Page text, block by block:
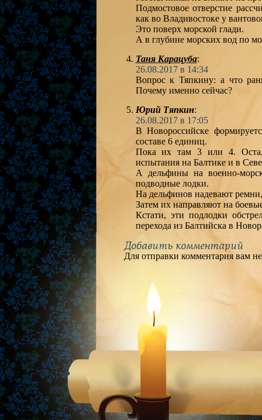
Подмостовое отверстие
как во Владивостоке у
Это поверх морской глади.
А в глубине морских вод по
Таня Карацуба:
26.08.2017 в 14:34
Вопрос к Тяпкину: а что
Почему именно сейчас?
Юрий Тяпкин:
26.08.2017 в 17:05
В Новороссийске
составе 6 единиц.
Пока их там 3 или 4.
испытания на Балтике и в
А дельфины на военно-
подводные лодки.
На дельфинов надевают
Затем их направляют на
Кстати, эти подлодки
перехода из Балтийска в
Добавить комментарий
Для отправки комментария вам